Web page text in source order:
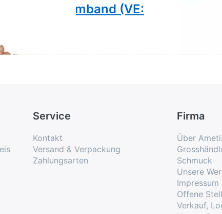
7-11mm Armband (VE:
Lapis
Service
Kontakt
Versand & Verpackung
Zahlungsarten
Firma
Über
Schmuck
Unsere
Impressum
Offene
Verkauf,